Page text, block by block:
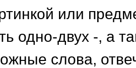
или
одно-двух -, а
слова,